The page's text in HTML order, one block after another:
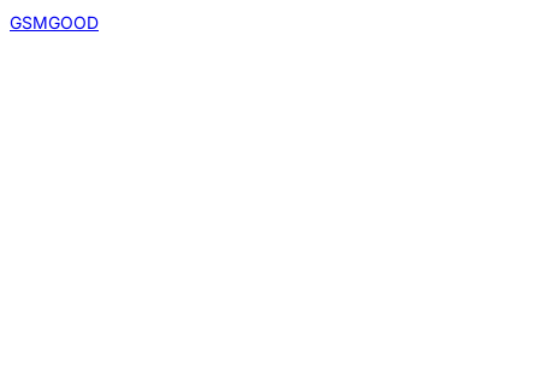
GSMGOOD